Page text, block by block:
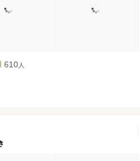
610 人